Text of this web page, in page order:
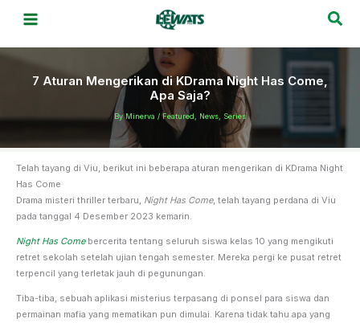
7 Aturan Mengerikan di KDrama Night Has Come,
Apa Saja?
ByMinerva /Featured News Series
Telah tayang di Viu, berikut ini beberapa aturan mengerikan di KDrama Night
Has Come
Drama misteri thriller terbaru, Night Has Come, telah tayang perdana di Viu
pada tanggal 4 Desember 2023 kemarin.
Night Has Comebercerita tentang seluruh siswa kelas 10 yang mengikuti
retret sekolah setelah ujian tengah semester. Mereka pergi ke pusat retret
terpencil yang terletak jauh di pegunungan.
Tiba-tiba, sebuah aplikasi misterius terpasang di ponsel para siswa dan
permainan mafia yang mematikan pun dimulai. Karena tidak tahu apa yang